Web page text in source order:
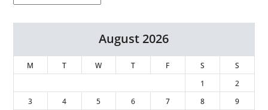
August 2026
M T W T F S
S
1
2
3
4 5 6 7 8
9